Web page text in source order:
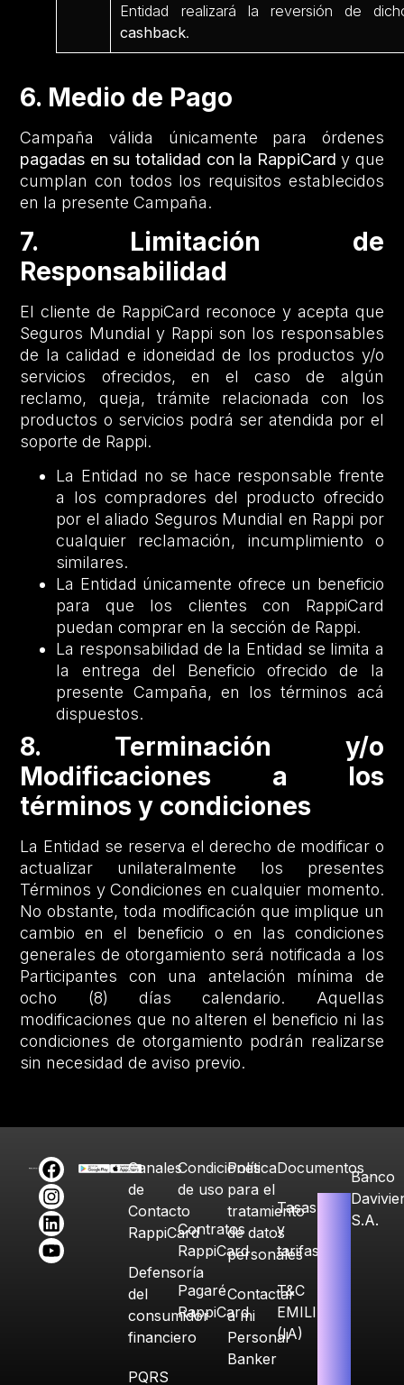
Entidad realizará la reversión de
cashback.
6. Medio de Pago
Campaña válida únicamente para órdenes
pagadas en su totalidad con la RappiCard y que
cumplan con todos los requisitos establecidos
en la presente Campaña.
7. Limitación de
Responsabilidad
El cliente de RappiCard reconoce y acepta que
Seguros Mundial y Rappi son los responsables
de la calidad e idoneidad de los productos y/o
servicios ofrecidos, en el caso de algún
reclamo, queja, trámite relacionada con los
productos o servicios podrá ser atendida por el
soporte de Rappi.
La Entidad no se hace responsable frente
a los compradores del producto ofrecido
por el aliado Seguros Mundial en Rappi por
cualquier reclamación, incumplimiento o
similares.
La Entidad únicamente ofrece un beneficio
para que los clientes con RappiCard
puedan comprar en la sección de Rappi.
La responsabilidad de la Entidad se limita a
la entrega del Beneficio ofrecido de la
presente Campaña, en los términos acá
dispuestos.
8. Terminación y/o
Modificaciones a los
términos y condiciones
La Entidad se reserva el derecho de modificar o
actualizar unilateralmente los presentes
Términos y Condiciones en cualquier momento.
No obstante, toda modificación que implique un
cambio en el beneficio o en las condiciones
generales de otorgamiento será notificada a los
Participantes con una antelación mínima de
ocho (8) días calendario. Aquellas
modificaciones que no alteren el beneficio ni las
condiciones de otorgamiento podrán realizarse
sin necesidad de aviso previo.
Canales
de
Contacto
RappiCard
Defensoría
del
consumidor
financiero
PQRS
Condiciones
de uso
Contratos
RappiCard
Pagaré
RappiCard
Política
para el
tratamiento
de datos
personales
Contactar
a mi
Personal
Banker
Documentos
Tasas
y
tarifas
T&C
EMILIA
(IA)
Banco
S.A.